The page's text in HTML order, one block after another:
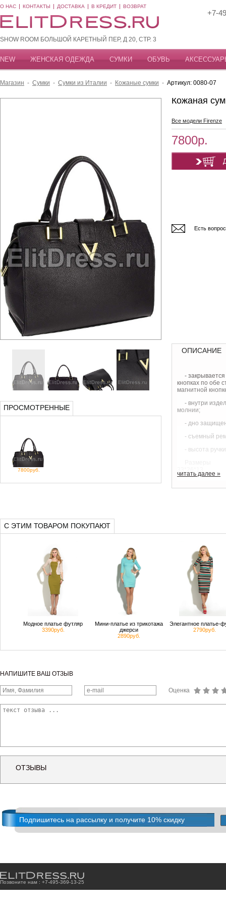
О НАС КОНТАКТЫ ДОСТАВКА В КРЕДИТ ВОЗВРАТ
SHOW ROOM БОЛЬШОЙ КАРЕТНЫЙ ПЕР, Д 20, СТР. 3
+7-
NEW ЖЕНСКАЯ ОДЕЖДА СУМКИ ОБУВЬ
Магазин - Сумки - Сумки из Италии - Кожаные сумки - Артикул: 0080-07
ПРОСМОТРЕННЫЕ
7800руб.
Кожаная
Все модели Firenze
7800р.
Есть
ОПИСАНИЕ
-
кнопках по обе
магнитной
- внутри
молнии;
- дно
- съемный
- высота
натуральная
читать далее »
С ЭТИМ ТОВАРОМ ПОКУПАЮТ
Модное платье футляр
3390руб.
Мини-платье из трикотажа
джерси
2890руб.
Элегантное платье-
2790руб.
НАПИШИТЕ ВАШ ОТЗЫВ
Оценка
ОТЗЫВЫ
Подпишитесь на рассылку и получите 10% скидку
Позвоните нам : +7-495-369-13-25